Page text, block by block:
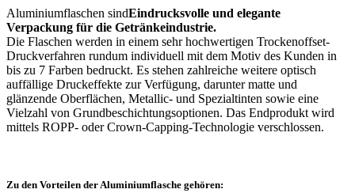
Aluminiumflaschen sindEindrucksvolle und elegante
Verpackung für die Getränkeindustrie.
Die Flaschen werden in einem sehr hochwertigen Trockenoffset-
Druckverfahren rundum individuell mit dem Motiv des Kunden in
bis zu 7 Farben bedruckt. Es stehen zahlreiche weitere optisch
auffällige Druckeffekte zur Verfügung, darunter matte und
glänzende Oberflächen, Metallic- und Spezialtinten sowie eine
Vielzahl von Grundbeschichtungsoptionen. Das Endprodukt wird
mittels ROPP- oder Crown-Capping-Technologie verschlossen.
Zu den Vorteilen der Aluminiumflasche gehören: